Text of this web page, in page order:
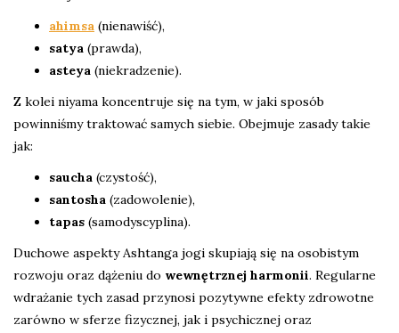
ahimsa (nienawiść),
satya (prawda),
asteya (niekradzenie).
Z kolei niyama koncentruje się na tym, w jaki sposób
powinniśmy traktować samych siebie. Obejmuje zasady takie
jak:
saucha (czystość),
santosha (zadowolenie),
tapas (samodyscyplina).
Duchowe aspekty Ashtanga jogi skupiają się na osobistym
rozwoju oraz dążeniu do wewnętrznej harmonii. Regularne
wdrażanie tych zasad przynosi pozytywne efekty zdrowotne
zarówno w sferze fizycznej, jak i psychicznej oraz